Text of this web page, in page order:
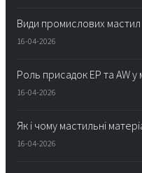
Види промислових мастил
16-04-2026
Роль присадок EP та AW
16-04-2026
Як і чому мастильні
16-04-2026